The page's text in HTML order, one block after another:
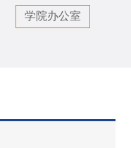
学院办公室